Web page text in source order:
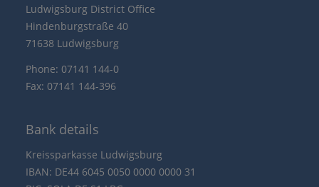
Ludwigsburg District Office
Hindenburgstraße 40
71638 Ludwigsburg
Phone: 07141 144-0
Fax: 07141 144-396
Bank details
Kreissparkasse Ludwigsburg
IBAN: DE44 6045 0050 0000 0000 31